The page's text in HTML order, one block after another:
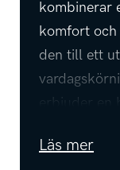
kombinerar
komfort
den till ett
erbjuder en
pendling.
Läs mer